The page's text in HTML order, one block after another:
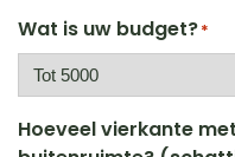
Wat is uw budget?*
Hoeveel vierkante